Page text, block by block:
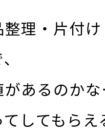
整理・片付
があるのか
てしてもら